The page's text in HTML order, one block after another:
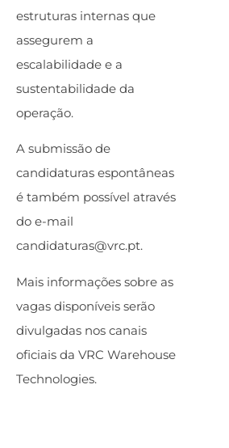
estruturas internas que
assegurem a
escalabilidade e a
sustentabilidade da
operação.
A submissão de
candidaturas espontâneas
é também possível através
do e-mail
candidaturas@vrc.pt.
Mais informações sobre as
vagas disponíveis serão
divulgadas nos canais
oficiais da VRC Warehouse
Technologies.